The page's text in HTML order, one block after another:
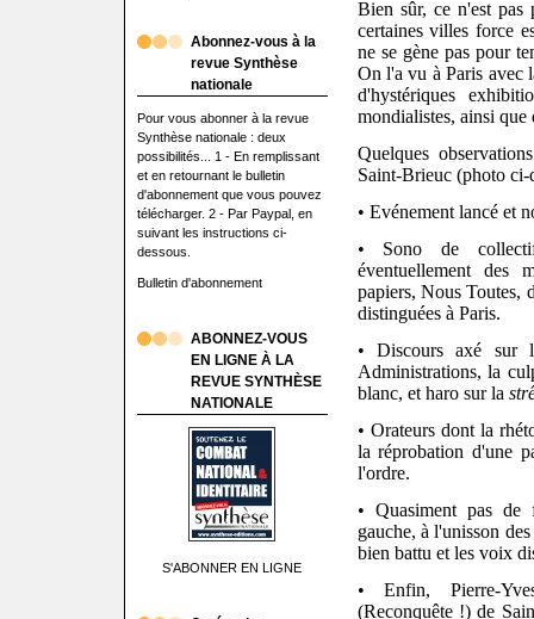
Abonnez-vous à la
revue Synthèse
nationale
Pour vous abonner à la revue
Synthèse nationale : deux
possibilités... 1 - En remplissant
et en retournant le bulletin
d'abonnement que vous pouvez
télécharger. 2 - Par Paypal, en
suivant les instructions ci-
dessous.
Bulletin d'abonnement
ABONNEZ-VOUS
EN LIGNE À LA
REVUE SYNTHÈSE
NATIONALE
S'ABONNER EN LIGNE
Bien sûr, ce n'est pas
certaines villes force
ne se gène pas pour
On l'a vu à Paris avec
d'hystériques
mondialistes, ainsi que
Quelques
Saint-Brieuc (photo ci-
• Evénement lancé et
• Sono de
éventuellement des
papiers, Nous Toutes,
distinguées à Paris.
• Discours axé sur
Administrations, la
blanc, et haro sur la
• Orateurs dont la
la réprobation d'une
l'ordre.
• Quasiment pas de
gauche, à l'unisson
bien battu et les voix
• Enfin, Pierre-
(Reconquête !) de